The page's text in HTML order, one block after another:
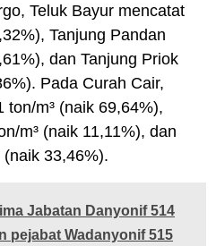
Teluk Bayur mencatat
Tanjung Pandan
dan Tanjung Priok
Pada Curah Cair,
m³ (naik 69,64%),
m³ (naik 11,11%), dan
(naik 33,46%).
Jabatan Danyonif 514
pejabat Wadanyonif 515